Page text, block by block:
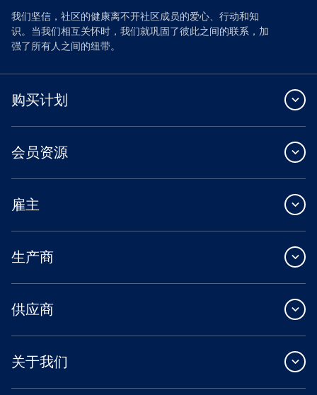
我们坚信，社区的健康离不开社区成员的爱心、行动和知
识。当我们相互关怀时，我们就巩固了彼此之间的联系，加
强了所有人之间的纽带。
购买计划
会员资源
雇主
生产商
供应商
关于我们